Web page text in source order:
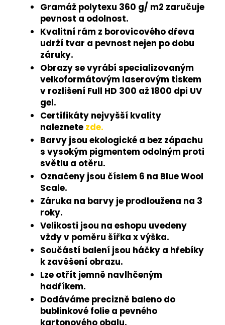
Gramáž polytexu 360 g/ m2 zaručuje
pevnost a odolnost.
Kvalitní rám z borovicového dřeva
udrží tvar a pevnost nejen po dobu
záruky.
Obrazy se vyrábí specializovaným
velkoformátovým laserovým tiskem
v rozlišení Full HD 300 až 1800 dpi UV
gel.
Certifikáty nejvyšší kvality
naleznete zde.
Barvy jsou ekologické a bez zápachu
s vysokým pigmentem odolným proti
světlu a otěru.
Označeny jsou číslem 6 na Blue Wool
Scale.
Záruka na barvy je prodloužena na 3
roky.
Velikosti jsou na eshopu uvedeny
vždy v poměru šířka x výška.
Součástí balení jsou háčky a hřebíky
k zavěšení obrazu.
Lze otřít jemně navlhčeným
hadříkem.
Dodáváme precizně baleno do
bublinkové folie a pevného
kartonového obalu.